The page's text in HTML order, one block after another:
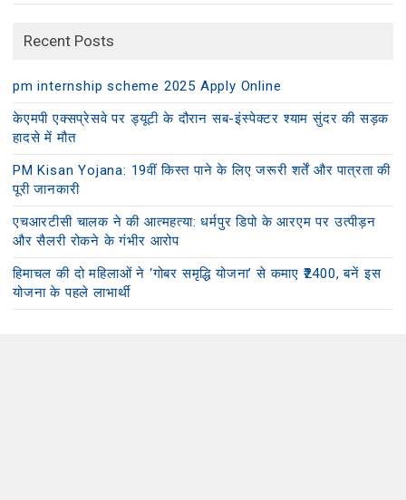
Recent Posts
pm internship scheme 2025 Apply Online
केएमपी एक्सप्रेसवे पर ड्यूटी के दौरान सब-इंस्पेक्टर श्याम सुंदर की सड़क
हादसे में मौत
PM Kisan Yojana: 19वीं किस्त पाने के लिए जरूरी शर्तें और पात्रता की
पूरी जानकारी
एचआरटीसी चालक ने की आत्महत्या: धर्मपुर डिपो के आरएम पर उत्पीड़न
और सैलरी रोकने के गंभीर आरोप
हिमाचल की दो महिलाओं ने ‘गोबर समृद्धि योजना’ से कमाए ₹2400, बनें इस
योजना के पहले लाभार्थी